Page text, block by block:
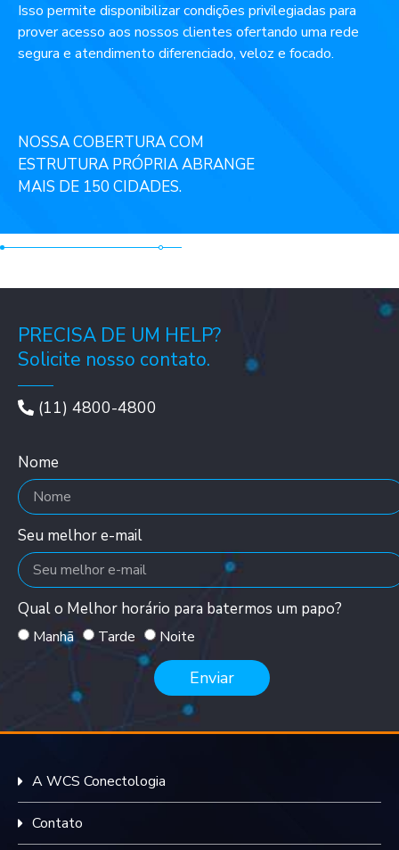
Isso permite disponibilizar condições privilegiadas para
prover acesso aos nossos clientes ofertando uma rede
segura e atendimento diferenciado, veloz e focado.
NOSSA COBERTURA COM
ESTRUTURA PRÓPRIA ABRANGE
MAIS DE 150 CIDADES.
PRECISA DE UM HELP?
Solicite nosso contato.
(11) 4800-4800
Nome
Seu melhor e-mail
Qual o Melhor horário para batermos um papo?
Manhã Tarde Noite
Enviar
A WCS Conectologia
Contato